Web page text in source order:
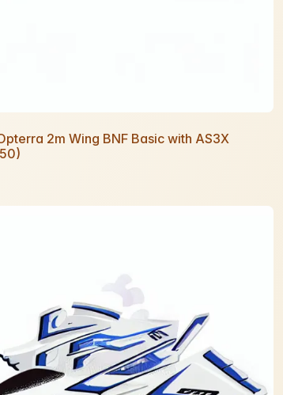
2m Wing BNF Basic with AS3X